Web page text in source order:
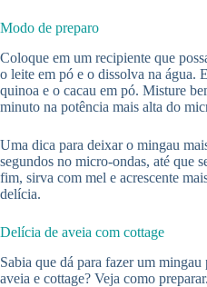
Modo de preparo
Coloque em um recipiente que
o leite em pó e o dissolva na água.
quinoa e o cacau em pó. Misture
minuto na potência mais alta do
Uma dica para deixar o mingau
segundos no micro-ondas, até que
fim, sirva com mel e acrescente
delícia.
Delícia de aveia com cottage
Sabia que dá para fazer um
aveia e cottage? Veja como preparar.